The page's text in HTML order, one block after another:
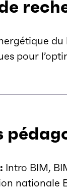
pour
Intro BIM,
nationale